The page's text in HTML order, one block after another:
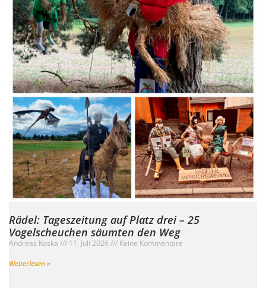
Rädel: Tageszeitung auf Platz drei – 25
Vogelscheuchen säumten den Weg
Andreas Koska 11. Juli 2026
Keine Kommentare
Weiterlesen »